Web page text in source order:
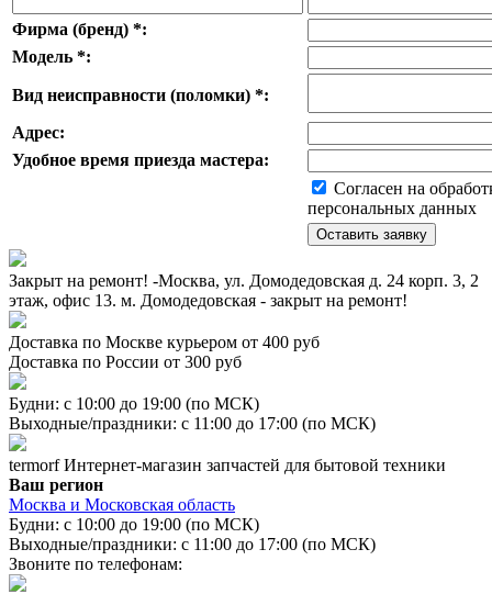
Фирма (бренд) *:
Модель *:
Вид неисправности (поломки) *:
Адрес:
Удобное время приезда мастера:
Согласен на
персональных данных
Закрыт на ремонт! -Москва, ул. Домодедовская д. 24 корп. 3, 2
этаж, офис 13. м. Домодедовская - закрыт на ремонт!
Доставка по Москве курьером от 400 руб
Доставка по России от 300 руб
Будни: с 10:00 до 19:00 (по МСК)
Выходные/праздники: с 11:00 до 17:00 (по МСК)
termorf Интернет-магазин запчастей для бытовой техники
Ваш регион
Москва и Московская область
Будни: с 10:00 до 19:00 (по МСК)
Выходные/праздники: с 11:00 до 17:00 (по МСК)
Звоните по телефонам: